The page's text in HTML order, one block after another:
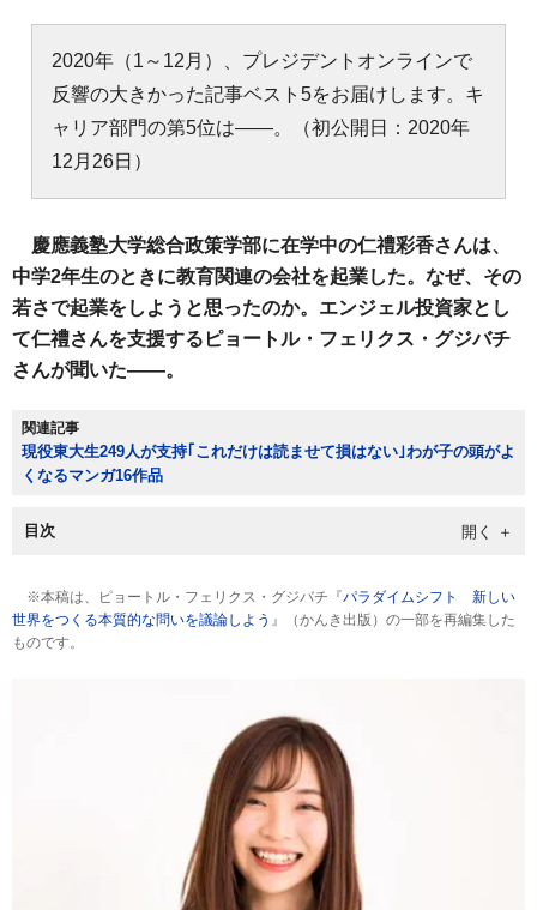
2020年（1～12月）、プレジデントオンラインで
反響の大きかった記事ベスト5をお届けします。キ
ャリア部門の第5位は――。（初公開日：2020年
12月26日）
慶應義塾大学総合政策学部に在学中の仁禮彩香さんは、
中学2年生のときに教育関連の会社を起業した。なぜ、その
若さで起業をしようと思ったのか。エンジェル投資家とし
て仁禮さんを支援するピョートル・フェリクス・グジバチ
さんが聞いた――。
関連記事
現役東大生249人が支持｢これだけは読ませて損はない｣わが子の頭がよ
くなるマンガ16作品
目次
※本稿は、ピョートル・フェリクス・グジバチ『パラダイムシフト 新しい
世界をつくる本質的な問いを議論しよう 』（かんき出版）の一部を再編集した
ものです。